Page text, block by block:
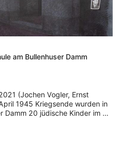
am Bullenhuser Damm
(Jochen Vogler, Ernst
1945 Kriegsende wurden in
Damm 20 jüdische Kinder im …